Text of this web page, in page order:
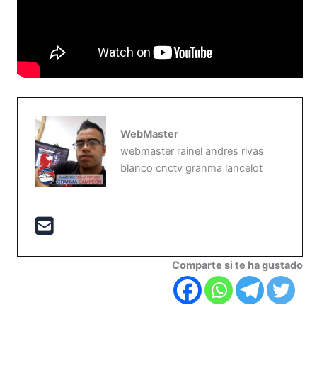
WebMaster
webmaster rainel andres rivas
blanco cnctv granma lancelot
Comparte si te ha gustado